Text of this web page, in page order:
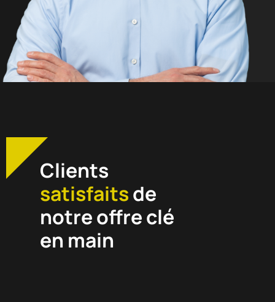
Clients
satisfaitsde
notre offre clé
en main